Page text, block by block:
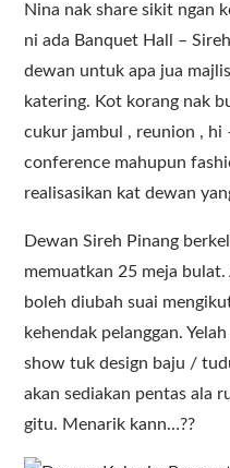
Nina nak share sikit ngan
ni ada Banquet Hall –
dewan untuk apa jua
katering. Kot korang nak
cukur jambul , reunion , hi
conference mahupun
realisasikan kat dewan
Dewan Sireh Pinang
memuatkan 25 meja
boleh diubah suai
kehendak pelanggan.
show tuk design baju /
akan sediakan pentas ala
gitu. Menarik kann…??